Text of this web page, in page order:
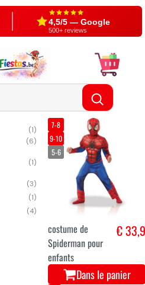
4,5/5 — Google
500+ reviews
(1)
(6)
(1)
(3)
(1)
(4)
7-8
9-10
5-6
costume de
Spiderman pour
enfants
€ 33,9
Dans le panier